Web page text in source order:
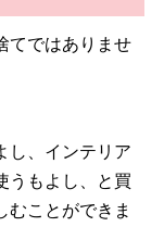
てではありませ
し、インテリア
うもよし、と買
むことができま